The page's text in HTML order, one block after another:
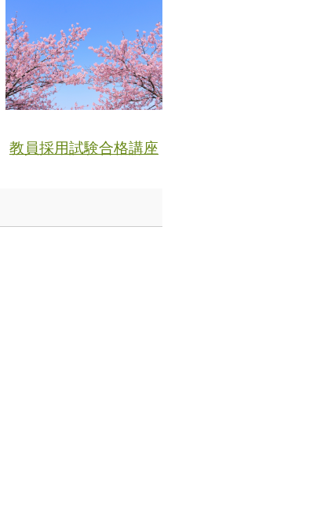
教員採用試験合格講座